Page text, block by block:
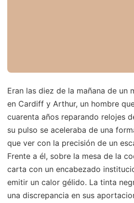
Eran las diez de la mañana de un
en Cardiff y Arthur, un hombre
cuarenta años reparando relojes
su pulso se aceleraba de una
que ver con la precisión de un
Frente a él, sobre la mesa de la
carta con un encabezado
emitir un calor gélido. La tinta
una discrepancia en sus